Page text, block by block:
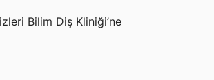
Bilim Diş Kliniği’ne